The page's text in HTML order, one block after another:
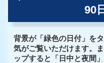
90
背景が「緑色の日付」を
気がご覧いただけます。
ップすると「日中と夜間